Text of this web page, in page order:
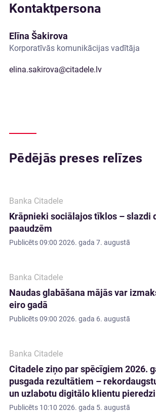
Kontaktpersona
Elīna Šakirova
Korporatīvās komunikācijas vadītāja
elina.sakirova@citadele.lv
Pēdējās preses relīzes
Banka Citadele
Krāpnieki sociālajos tīklos – slazdi
paaudzēm
Publicēts09:00 2026. gada 7. augustā
Banka Citadele
Naudas glabāšana mājās var
eiro gadā
Publicēts09:00 2026. gada 6. augustā
Banka Citadele
Citadele ziņo par spēcīgiem 2026.
pusgada rezultātiem –
un uzlabotu digitālo klientu pieredzi
Publicēts 10:10 2026. gada 5. augustā